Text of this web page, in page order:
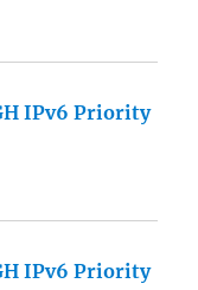
IPv6 Priority
IPv6 Priority